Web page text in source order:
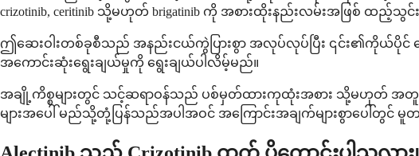
crizotinib, ceritinib သို့မဟုတ် brigatinib ကို အစားထိုးနည်းလမ်းအဖြစ် ထည့်သွင်
ဤဆေးဝါးတစ်ခုစီသည် အနည်းငယ်ကွဲပြားစွာ အလုပ်လုပ်ပြီး ၎င်း၏ကိုယ်
အကောင်းဆုံးရွေးချယ်မှုကို ရွေးချယ်ပါလိမ့်မည်။
အချို့ကိစ္စများတွင် သင့်ဆရာဝန်သည် ပစ်မှတ်ထားကုထုံးအစား သို့မဟုတ်
များအပေါ် မည်သို့တုံ့ပြန်သည်အပါအဝင် အကြောင်းအချက်များစွာပေါ်တွင်